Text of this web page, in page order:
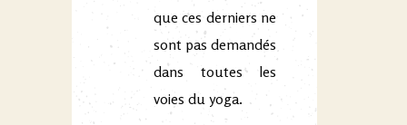
que ces derniers ne
sont pas demandés
dans toutes les
voies du yoga.